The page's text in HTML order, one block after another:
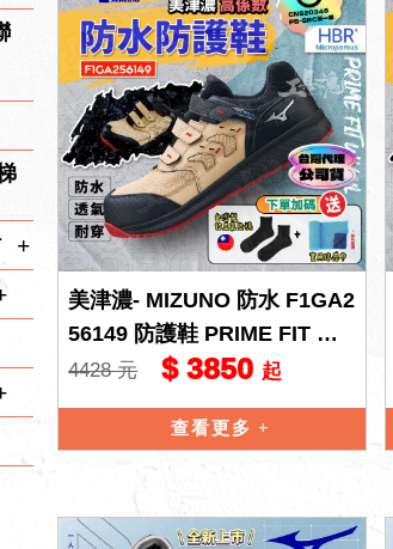
美津濃- MIZUNO 防水 F1GA2
56149 防護鞋 PRIME FIT WU
21L 工作鞋
4428 元 $ 3850 起
查看更多